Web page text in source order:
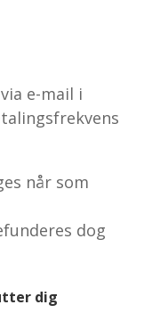
e-mail i
når som
dog
dig